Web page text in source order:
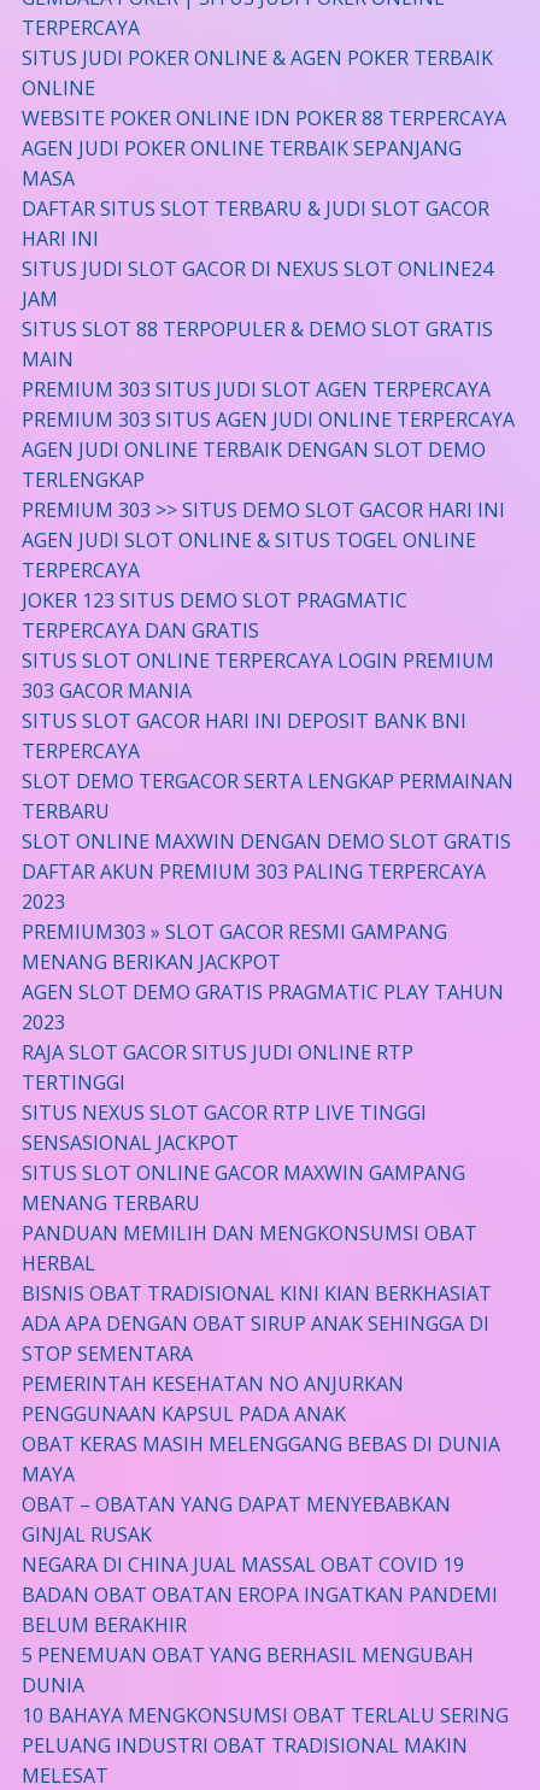
TERPERCAYA
SITUS JUDI POKER ONLINE & AGEN POKER TERBAIK
ONLINE
WEBSITE POKER ONLINE IDN POKER 88 TERPERCAYA
AGEN JUDI POKER ONLINE TERBAIK SEPANJANG
MASA
DAFTAR SITUS SLOT TERBARU & JUDI SLOT GACOR
HARI INI
SITUS JUDI SLOT GACOR DI NEXUS SLOT ONLINE24
JAM
SITUS SLOT 88 TERPOPULER & DEMO SLOT GRATIS
MAIN
PREMIUM 303 SITUS JUDI SLOT AGEN TERPERCAYA
PREMIUM 303 SITUS AGEN JUDI ONLINE TERPERCAYA
AGEN JUDI ONLINE TERBAIK DENGAN SLOT DEMO
TERLENGKAP
PREMIUM 303 >> SITUS DEMO SLOT GACOR HARI INI
AGEN JUDI SLOT ONLINE & SITUS TOGEL ONLINE
TERPERCAYA
JOKER 123 SITUS DEMO SLOT PRAGMATIC
TERPERCAYA DAN GRATIS
SITUS SLOT ONLINE TERPERCAYA LOGIN PREMIUM
303 GACOR MANIA
SITUS SLOT GACOR HARI INI DEPOSIT BANK BNI
TERPERCAYA
SLOT DEMO TERGACOR SERTA LENGKAP PERMAINAN
TERBARU
SLOT ONLINE MAXWIN DENGAN DEMO SLOT GRATIS
DAFTAR AKUN PREMIUM 303 PALING TERPERCAYA
2023
PREMIUM303 » SLOT GACOR RESMI GAMPANG
MENANG BERIKAN JACKPOT
AGEN SLOT DEMO GRATIS PRAGMATIC PLAY TAHUN
2023
RAJA SLOT GACOR SITUS JUDI ONLINE RTP
TERTINGGI
SITUS NEXUS SLOT GACOR RTP LIVE TINGGI
SENSASIONAL JACKPOT
SITUS SLOT ONLINE GACOR MAXWIN GAMPANG
MENANG TERBARU
PANDUAN MEMILIH DAN MENGKONSUMSI OBAT
HERBAL
BISNIS OBAT TRADISIONAL KINI KIAN BERKHASIAT
ADA APA DENGAN OBAT SIRUP ANAK SEHINGGA DI
STOP SEMENTARA
PEMERINTAH KESEHATAN NO ANJURKAN
PENGGUNAAN KAPSUL PADA ANAK
OBAT KERAS MASIH MELENGGANG BEBAS DI DUNIA
MAYA
OBAT – OBATAN YANG DAPAT MENYEBABKAN
GINJAL RUSAK
NEGARA DI CHINA JUAL MASSAL OBAT COVID 19
BADAN OBAT OBATAN EROPA INGATKAN PANDEMI
BELUM BERAKHIR
5 PENEMUAN OBAT YANG BERHASIL MENGUBAH
DUNIA
10 BAHAYA MENGKONSUMSI OBAT TERLALU SERING
PELUANG INDUSTRI OBAT TRADISIONAL MAKIN
MELESAT